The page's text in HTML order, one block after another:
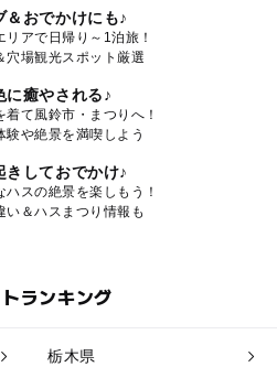
＆おでかけにも♪
リアで日帰り～1泊旅！
穴場観光スポット厳選
に癒やされる♪
着て風鈴市・まつりへ！
験や絶景を満喫しよう
きしておでかけ♪
ハスの絶景を楽しもう！
い＆ハスまつり情報も
ランキング
栃木県